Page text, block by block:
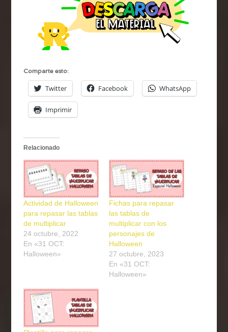
Comparte esto:
Twitter Facebook WhatsApp
Imprimir
Relacionado
Actividad de Halloween
para repasar las tablas
de multiplicar
24 octubre, 2022
En «31 OCT:
Halloween»
Fichas para repasar
las tablas de
multiplicar con los
personajes de
Halloween
27 octubre, 2023
En «31 OCT:
Halloween»